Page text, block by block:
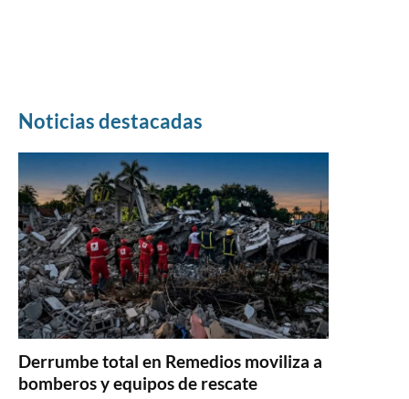
Noticias destacadas
Derrumbe total en Remedios moviliza a
bomberos y equipos de rescate